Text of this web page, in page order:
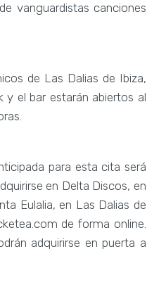
vanguardistas canciones
de Las Dalias de Ibiza,
y el bar estarán abiertos al
para esta cita será
en Delta Discos, en
Eulalia, en Las Dalias de
de forma online.
adquirirse en puerta a